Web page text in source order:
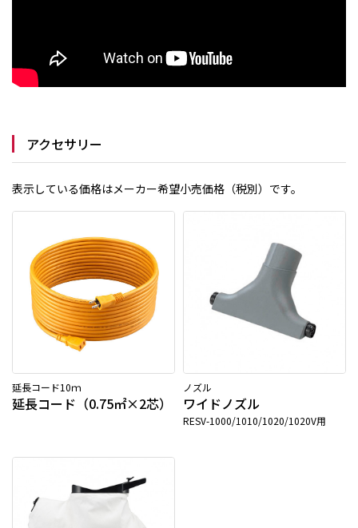
アクセサリー
表示している価格はメーカー希望小売価格（税別）です。
延長コード10ｍ
延長コード（0.75㎡×2芯）
ノズル
ワイドノズル
RESV-1000/1010/1020/1020V用